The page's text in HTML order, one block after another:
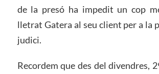
de la presó ha impedit un cop
lletrat Gatera al seu client per a la
judici.
Recordem que des del divendres,